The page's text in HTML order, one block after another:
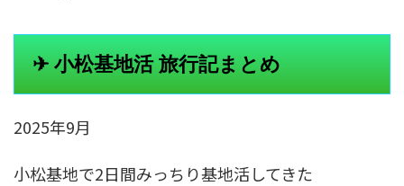
✈ 小松基地活 旅行記まとめ
2025年9月
小松基地で2日間みっちり基地活してきた